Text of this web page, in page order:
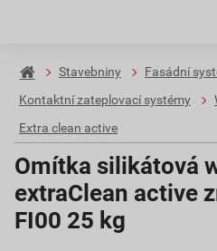
Stavebniny
Fasádní
Kontaktní zateplovací systémy
Extra clean active
Omítka silikátová
extraClean active
FI00 25 kg